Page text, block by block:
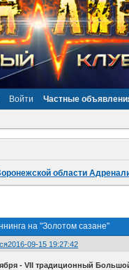
Войти Частные
области
на "Золотом сазане"
2016-09-15 19:27:42
- VII традиционный